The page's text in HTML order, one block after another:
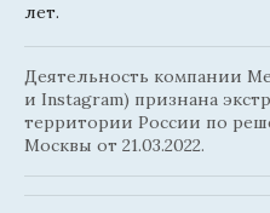
лет.
Деятельность компании
и Instagram) признана
территории России по
Москвы от 21.03.2022.